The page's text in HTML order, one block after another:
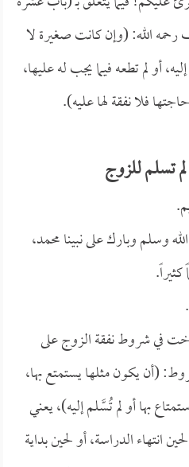
رحمه الله: (وإن كانت صغيرة لا
أو لم تطعه فيما يجب له عليها،
فلا نفقة لها عليه).
تسلم للزوج
وسلم وبارك على نبينا محمد،
في شروط نفقة الزوج على
(أن يكون مثلها يستمتع بها،
بها أو لم تُسَّلم إليه)، يعني
انتهاء الدراسة، أو لحين بداية